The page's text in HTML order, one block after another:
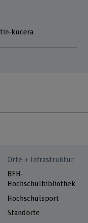
kucera
Orte + Infrastruktur
BFH-
Hochschulbibliothek
Hochschulsport
Standorte